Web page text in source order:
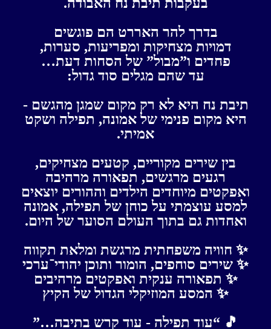
בדרך להר האררט הם פוגשים
דמויות מצחיקות ומפריעות, סערות,
פחדים ו”מבול” של הסחות דעת…
עד שהם מגלים סוד גדול:
תיבת נח היא לא רק מקום שמגן מהגשם -
היא מקום פנימי של אמונה, תפילה ושקט
אמיתי.
בין שירים מקוריים, קטעים מצחיקים,
רגעים מרגשים, תפאורה מרהיבה
ואפקטים מיוחדים הילדים וההורים יוצאים
למסע עוצמתי על כוחן של תפילה, אמונה
ואחדות גם בתוך העולם הסוער של היום.
✨ חוויה משפחתית מרגשת ומלאת תקווה
✨ שירים סוחפים, הומור ותוכן יהודי־ערכי
✨ תפאורה ענקית ואפקטים מרהיבים
✨ המסע המוזיקלי הגדול של הקיץ
🎵 “עוד תפילה - עוד קרש בתיבה…”